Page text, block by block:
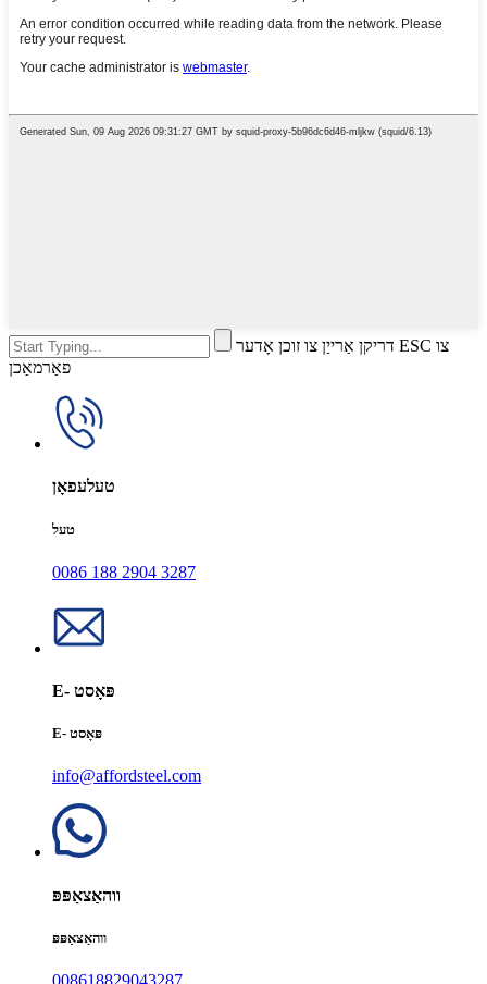
דריקן אַרייַן צו זוכן אָדער ESC צו
פאַרמאַכן
טעלעפאָן
טעל
0086 188 2904 3287
E- פּאָסט
E- פּאָסט
info@affordsteel.com
ווהאַצאַפּפּ
ווהאַצאַפּפּ
008618829043287